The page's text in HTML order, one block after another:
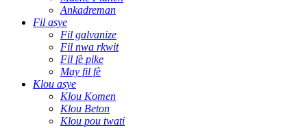
Ankadreman
Fil asye
Fil galvanize
Fil nwa rkwit
Fil fè pike
May fil fè
Klou asye
Klou Komen
Klou Beton
Klou pou twati